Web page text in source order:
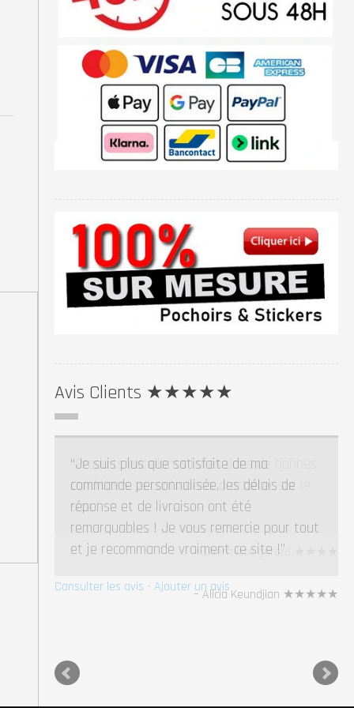
Avis Clients ★★★★★
Je suis plus que satisfaite de ma
commande personnalisée, les délais de
réponse et de livraison ont été
remarquables ! Je vous remercie pour tout
et je recommande vraiment ce site !
Alicia Keundjian ★★★★★